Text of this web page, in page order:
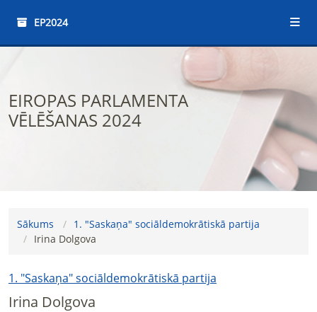
EP2024
EIROPAS PARLAMENTA
VĒLĒŠANAS 2024
Sākums
1. "Saskaņa" sociāldemokrātiskā partija
Irina Dolgova
1. "Saskaņa" sociāldemokrātiskā partija
Irina Dolgova